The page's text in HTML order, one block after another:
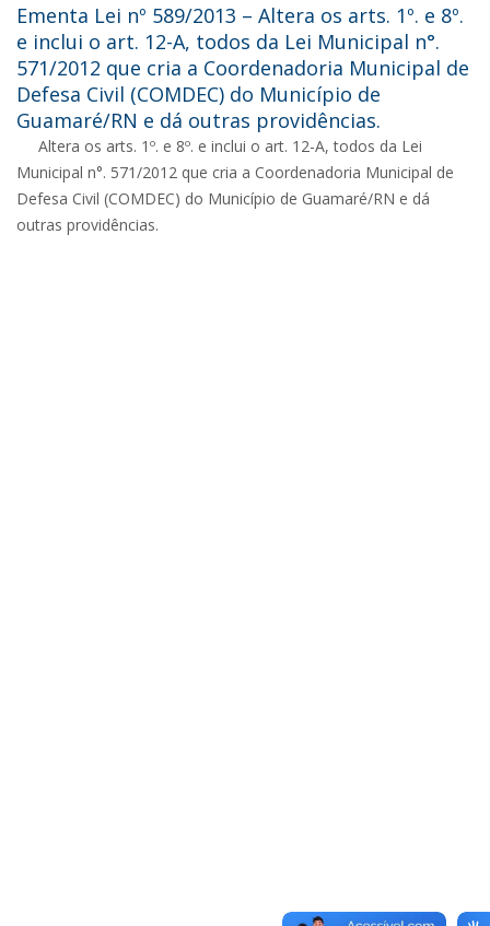
Ementa Lei nº 589/2013 – Altera os arts. 1º. e 8º.
e inclui o art. 12-A, todos da Lei Municipal n°.
571/2012 que cria a Coordenadoria Municipal de
Defesa Civil (COMDEC) do Município de
Guamaré/RN e dá outras providências.
Altera os arts. 1º. e 8º. e inclui o art. 12-A, todos da Lei
Municipal n°. 571/2012 que cria a Coordenadoria Municipal de
Defesa Civil (COMDEC) do Município de Guamaré/RN e dá
outras providências.